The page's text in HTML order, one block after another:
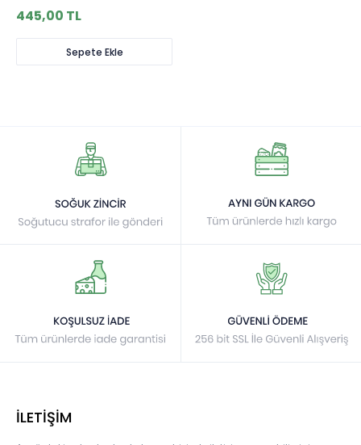
445,00 TL
Sepete Ekle
İLETİŞİM